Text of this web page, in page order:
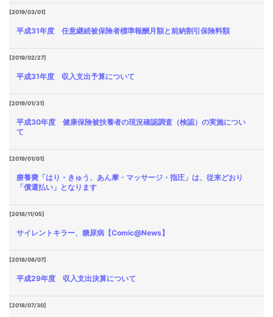
[2019/03/01]
平成31年度 任意継続被保険者標準報酬月額と前納割引保険料額
[2019/02/27]
平成31年度 収入支出予算について
[2019/01/31]
平成30年度 健康保険被扶養者の現況確認調査（検認）の実施につい
て
[2019/01/01]
療養費「はり・きゅう、あん摩・マッサージ・指圧」は、従来どおり
「償還払い」となります
[2018/11/05]
サイレントキラー、糖尿病【Comic@News】
[2018/08/07]
平成29年度 収入支出決算について
[2018/07/30]